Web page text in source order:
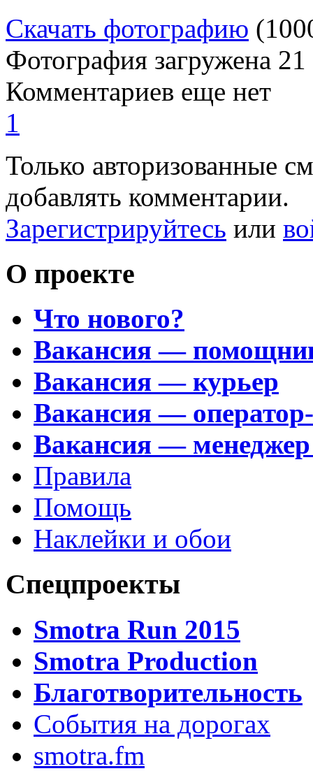
Скачать фотографию
Фотография загружена
Комментариев еще нет
1
Только авторизованные
добавлять комментарии.
Зарегистрируйтесь или
О проекте
Что нового?
Вакансия —
Вакансия — курьер
Вакансия —
Вакансия —
Правила
Помощь
Наклейки и обои
Спецпроекты
Smotra Run 2015
Smotra Production
Благотворительность
События на дорогах
smotra.fm